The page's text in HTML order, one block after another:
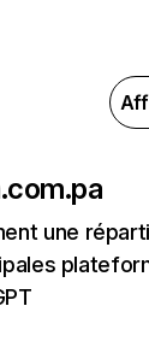
une